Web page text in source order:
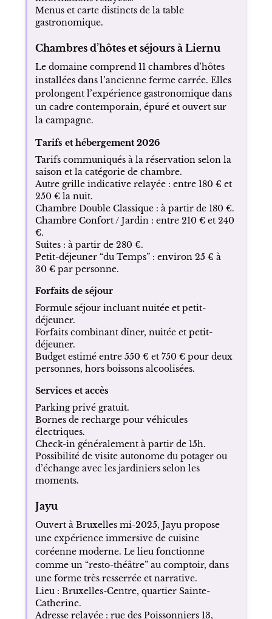
Menus et carte distincts de la table
gastronomique.
Chambres d’hôtes et séjours à Liernu
Le domaine comprend 11 chambres d’hôtes
installées dans l’ancienne ferme carrée. Elles
prolongent l’expérience gastronomique dans
un cadre contemporain, épuré et ouvert sur
la campagne.
Tarifs et hébergement 2026
Tarifs communiqués à la réservation selon la
saison et la catégorie de chambre.
Autre grille indicative relayée : entre 180 € et
250 € la nuit.
Chambre Double Classique : à partir de 180 €.
Chambre Confort / Jardin : entre 210 € et 240
€.
Suites : à partir de 280 €.
Petit-déjeuner “du Temps” : environ 25 € à
30 € par personne.
Forfaits de séjour
Formule séjour incluant nuitée et petit-
déjeuner.
Forfaits combinant dîner, nuitée et petit-
déjeuner.
Budget estimé entre 550 € et 750 € pour deux
personnes, hors boissons alcoolisées.
Services et accès
Parking privé gratuit.
Bornes de recharge pour véhicules
électriques.
Check-in généralement à partir de 15h.
Possibilité de visite autonome du potager ou
d’échange avec les jardiniers selon les
moments.
Jayu
Ouvert à Bruxelles mi-2025, Jayu propose
une expérience immersive de cuisine
coréenne moderne. Le lieu fonctionne
comme un “resto-théâtre” au comptoir, dans
une forme très resserrée et narrative.
Lieu : Bruxelles-Centre, quartier Sainte-
Catherine.
Adresse relayée : rue des Poissonniers 13,